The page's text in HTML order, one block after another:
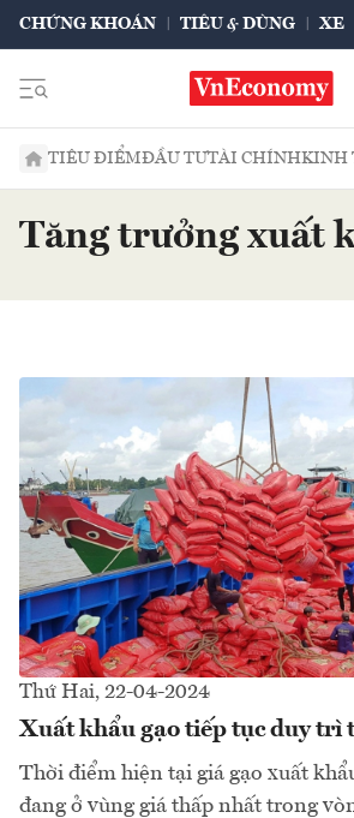
CHỨNG KHOÁN TIÊU & DÙNG XE
TIÊU ĐIỂMĐẦU TƯTÀI CHÍNHKINH
Tăng trưởng xuất
Thứ Hai, 22-04-2024
Xuất khẩu gạo tiếp tục duy trì
Thời điểm hiện tại giá gạo xuất
đang ở vùng giá thấp nhất trong